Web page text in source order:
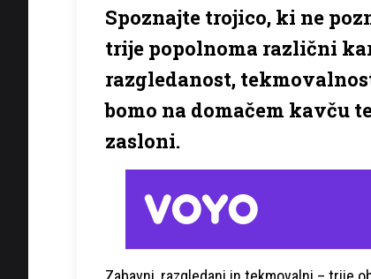
Spoznajte trojico, ki ne
trije popolnoma različni
razgledanost,
bomo na domačem
zasloni.